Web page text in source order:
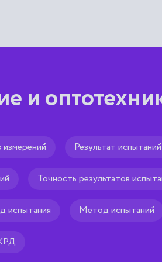
и
информации
кривизны передней
Результат испытаний
Точность результатов
испытания Метод испытаний